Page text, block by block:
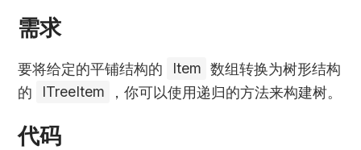
需求
要将给定的平铺结构的 Item 数组转换为树形结构
的
ITreeItem ，你可以使用递归的方法来构建树。
代码